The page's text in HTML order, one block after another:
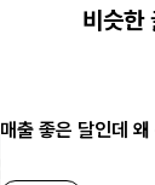
비슷한
매출 좋은 달인데